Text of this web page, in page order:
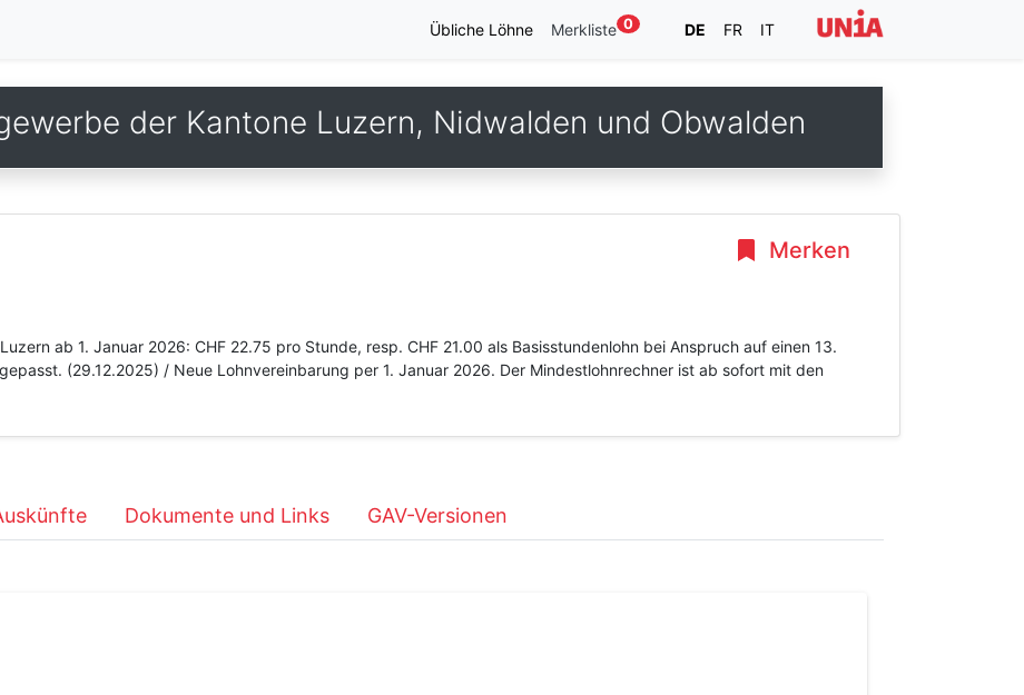
Übliche Löhne Merkliste 0 DE FR IT
der Kantone Luzern, Nidwalden und Obwalden
Merken
ab 1. Januar 2026: CHF 22.75 pro Stunde, resp. CHF 21.00 als Basisstundenlohn bei Anspruch auf einen 13.
(29.12.2025) / Neue Lohnvereinbarung per 1. Januar 2026. Der Mindestlohnrechner ist ab sofort mit den
Dokumente und Links GAV-Versionen